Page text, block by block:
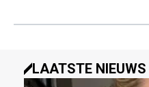
LAATSTE NIEUWS